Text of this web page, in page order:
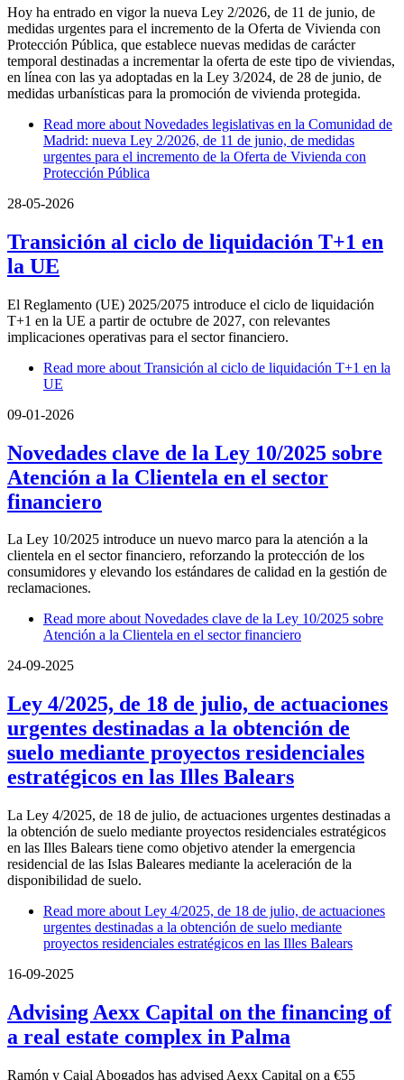
Hoy ha entrado en vigor la nueva Ley 2/2026, de 11 de junio, de
medidas urgentes para el incremento de la Oferta de Vivienda con
Protección Pública, que establece nuevas medidas de carácter
temporal destinadas a incrementar la oferta de este tipo de viviendas,
en línea con las ya adoptadas en la Ley 3/2024, de 28 de junio, de
medidas urbanísticas para la promoción de vivienda protegida.
Read more about Novedades legislativas en la Comunidad de
Madrid: nueva Ley 2/2026, de 11 de junio, de medidas
urgentes para el incremento de la Oferta de Vivienda con
Protección Pública
28-05-2026
Transición al ciclo de liquidación T+1 en
la UE
El Reglamento (UE) 2025/2075 introduce el ciclo de liquidación
T+1 en la UE a partir de octubre de 2027, con relevantes
implicaciones operativas para el sector financiero.
Read more about Transición al ciclo de liquidación T+1 en la
UE
09-01-2026
Novedades clave de la Ley 10/2025 sobre
Atención a la Clientela en el sector
financiero
La Ley 10/2025 introduce un nuevo marco para la atención a la
clientela en el sector financiero, reforzando la protección de los
consumidores y elevando los estándares de calidad en la gestión de
reclamaciones.
Read more about Novedades clave de la Ley 10/2025 sobre
Atención a la Clientela en el sector financiero
24-09-2025
Ley 4/2025, de 18 de julio, de actuaciones
urgentes destinadas a la obtención de
suelo mediante proyectos residenciales
estratégicos en las Illes Balears
La Ley 4/2025, de 18 de julio, de actuaciones urgentes destinadas a
la obtención de suelo mediante proyectos residenciales estratégicos
en las Illes Balears tiene como objetivo atender la emergencia
residencial de las Islas Baleares mediante la aceleración de la
disponibilidad de suelo.
Read more about Ley 4/2025, de 18 de julio, de actuaciones
urgentes destinadas a la obtención de suelo mediante
proyectos residenciales estratégicos en las Illes Balears
16-09-2025
Advising Aexx Capital on the financing of
a real estate complex in Palma
Ramón y Cajal Abogados has advised Aexx Capital on a €55